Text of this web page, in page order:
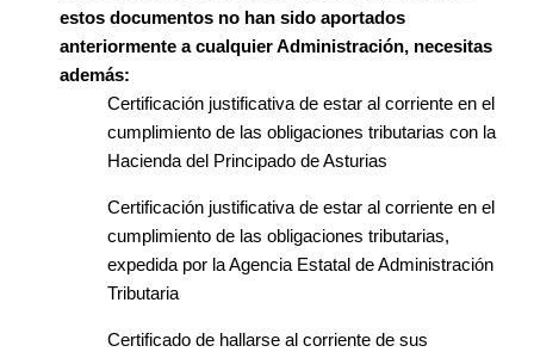
estos documentos no han sido aportados
anteriormente a cualquier Administración, necesitas
además:
Certificación justificativa de estar al corriente en el
cumplimiento de las obligaciones tributarias con la
Hacienda del Principado de Asturias
Certificación justificativa de estar al corriente en el
cumplimiento de las obligaciones tributarias,
expedida por la Agencia Estatal de Administración
Tributaria
Certificado de hallarse al corriente de sus